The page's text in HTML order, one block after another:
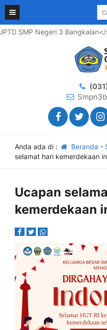
Negeri 3 Bangkalan</
Anda ada di : Beranda -
selamat hari kemerdekaan
Ucapan
kemerdekaan